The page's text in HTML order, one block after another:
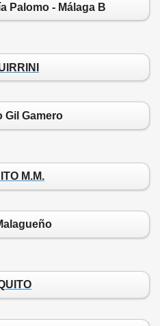
Palomo - Málaga B
Gil Gamero
M.M.